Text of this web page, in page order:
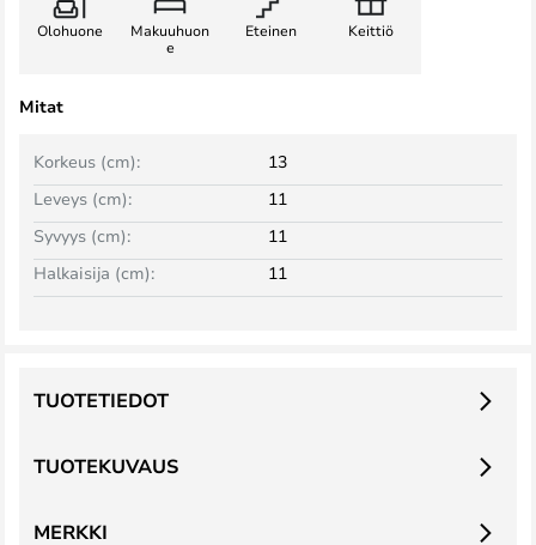
Olohuone
Makuuhuon
e
Eteinen Keittiö
Mitat
Leveys (cm): 11
Korkeus (cm): 13
Syvyys (cm):
11
Halkaisija (cm):
11
TUOTEKUVAUS
TUOTETIEDOT
MERKKI